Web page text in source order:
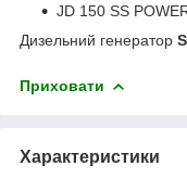
JD 150 SS
Дизельний генератор
Приховати
Характеристики